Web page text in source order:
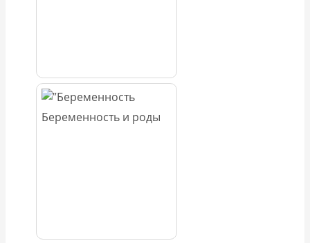
Беременность и роды